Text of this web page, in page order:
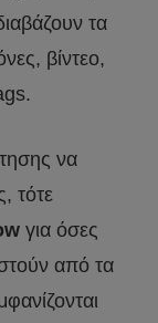
τα
βίντεο,
να
τότε
για όσες
από τα